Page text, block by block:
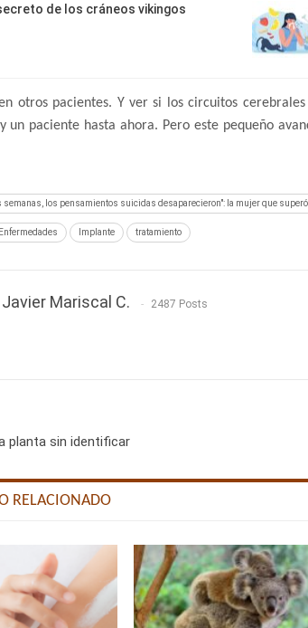
de los cráneos vikingos
otros pacientes. Y ver si los circuitos
un paciente hasta ahora. Pero este pequeño
semanas, los pensamientos suicidas desaparecieron": la mujer que
Enfermedades Implante tratamiento
Javier Mariscal C. 2487 Posts
planta sin identificar
RELACIONADO